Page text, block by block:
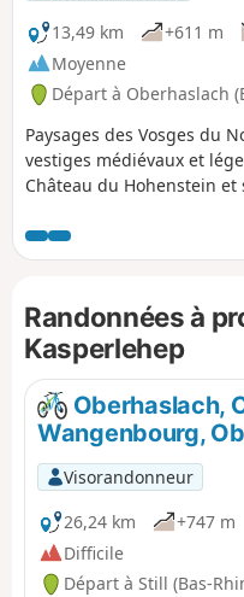
13,49 km
+611 m
Moyenne
Départ à Oberhaslach
Paysages des Vosges du
vestiges médiévaux et
Château du Hohenstein
jusqu’au Rocher du
spectaculaire. Puis
roseaux, de fougères. En
les ruines du Château du
promontoire rocheux. Plus
accessible par des
s’approcher de la
de mètres qui dévale une
ainsi une boucle riche en
jeune géante, en se
homme minuscule dans
ramena à son père,
Géants du Nideck,
Randonnées à
Kasperlehep
Oberhaslach,
Wangenbourg,
Visorandonneur
26,24 km
+747 m
Difficile
Départ à Still (Bas-